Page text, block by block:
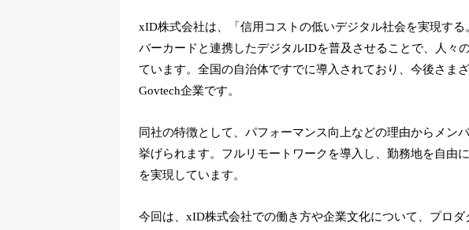
xID株式会社は、「信用コストの低いデジタル社会を実現す
バーカードと連携したデジタルIDを普及させることで、人々
ています。全国の自治体ですでに導入されており、今後さま
Govtech企業です。
同社の特徴として、パフォーマンス向上などの理由からメン
挙げられます。フルリモートワークを導入し、勤務地を自由
を実現しています。
今回は、xID株式会社での働き方や企業文化について、プロ